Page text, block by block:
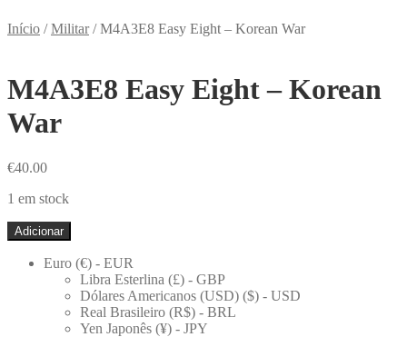
Início /Militar/M4A3E8 Easy Eight – Korean War
M4A3E8 Easy Eight – Korean
War
€40.00
1 em stock
Quantidade
de
M4A3E8
Adicionar
Euro (€) - EUR
Libra Esterlina (£) - GBP
Dólares Americanos (USD) ($) - USD
Real Brasileiro (R$) - BRL
Yen Japonês (¥) - JPY